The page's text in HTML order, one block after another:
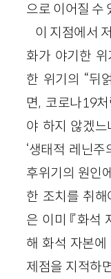
으로 이어질 수
이 지점에서
화가 야기한
한 위기의 “뒤
면, 코로나19
야 하지 않겠
‘생태적 레닌
후위기의 원인
한 조치를 취
은 이미 『화석
해 화석 자본
제점을 지적하